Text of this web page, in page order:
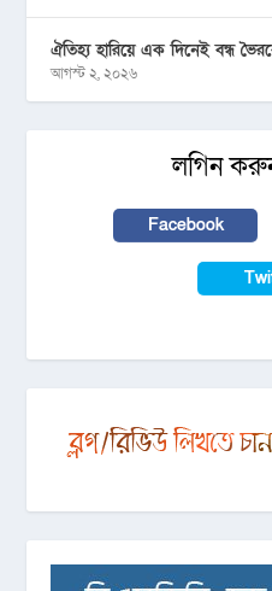
ঐতিহ্য হারিয়ে এক দিনেই বন্ধ
আগস্ট ২, ২০২৬
লগিন
Facebook